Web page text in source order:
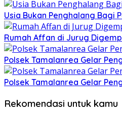
Usia Bukan Penghalang Bagi
Rumah Affan di Jurug
Polsek Tamalanrea Gelar
Polsek Tamalanrea Gelar
Rekomendasi untuk kamu